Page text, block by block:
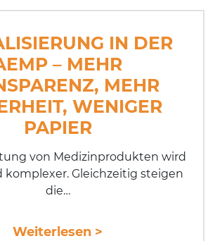
IN DER
– MEHR
MEHR
WENIGER
PAPIER
von Medizinprodukten wird
Gleichzeitig steigen
die…
Weiterlesen >